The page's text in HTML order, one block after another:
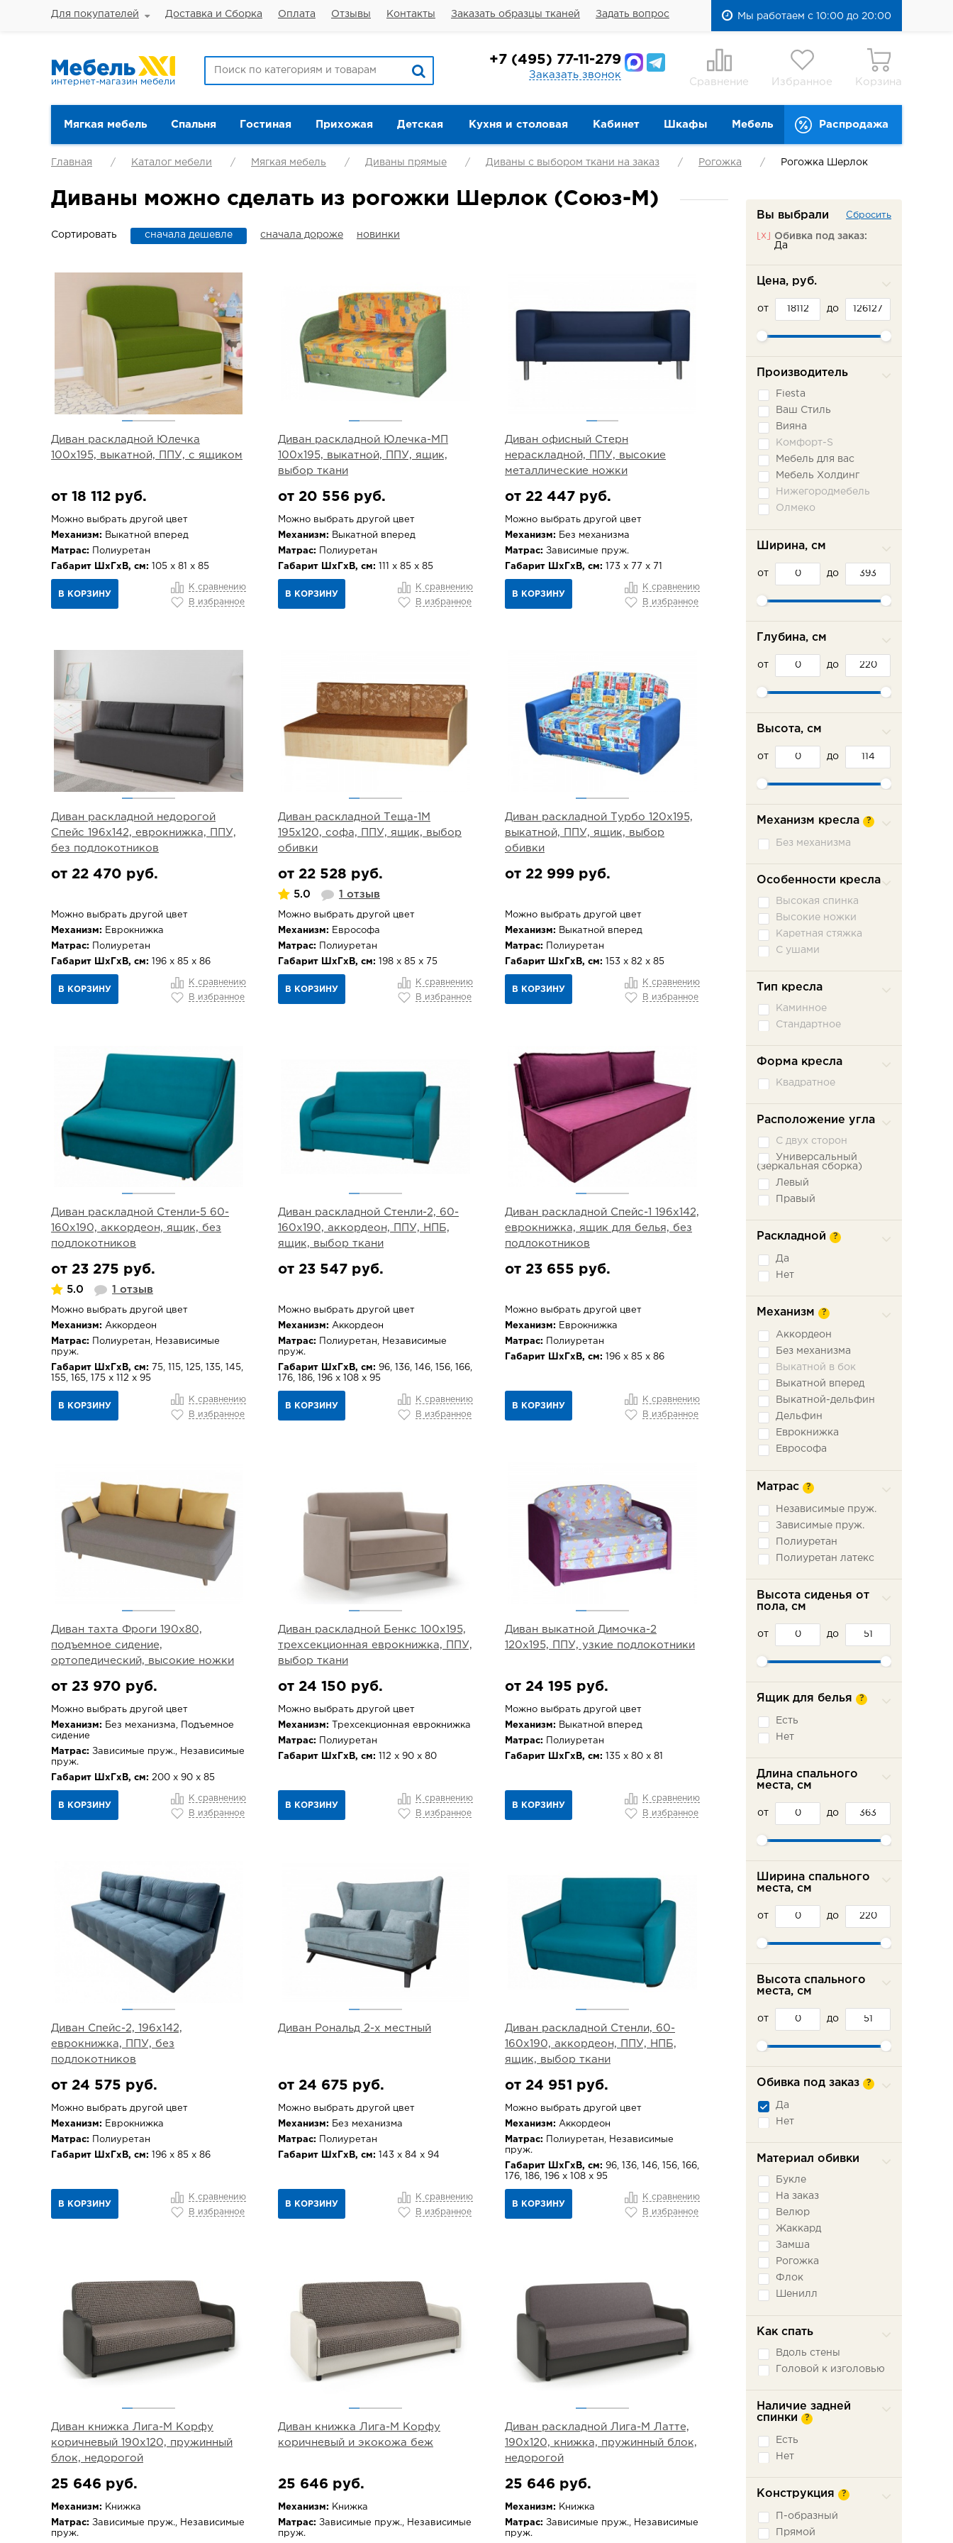
Для покупателей Доставка и Сборка Оплата Отзывы Контакты Заказать образцы тканей Задать вопрос Мы работаем с 10:00 до 20:00
интернет-магазин мебели
+7 (495) 77-11-279
Заказать звонок
Сравнение Избранное Корзина
Мягкая мебель Спальня Гостиная Прихожая Детская Кухня и столовая Кабинет Шкафы Мебель Распродажа
Главная Каталог мебели Мягкая мебель Диваны прямые Диваны с выбором ткани на заказ Рогожка Рогожка Шерлок
Диваны можно сделать из рогожки Шерлок (Союз-М)
Сортировать сначала дешевле сначала дороже новинки
Диван раскладной Юлечка
100х195, выкатной, ППУ, с ящиком
от 18 112 руб.
Можно выбрать другой цвет
Механизм: Выкатной вперед
Матрас: Полиуретан
Габарит ШхГхВ, см: 105 х 81 х 85
В КОРЗИНУ
К сравнению
В избранное
Диван раскладной Юлечка-МП
100х195, выкатной, ППУ, ящик,
выбор ткани
от 20 556 руб.
Можно выбрать другой цвет
Механизм: Выкатной вперед
Матрас: Полиуретан
Габарит ШхГхВ, см: 111 х 85 х 85
В КОРЗИНУ
К сравнению
В избранное
Диван офисный Стерн
нераскладной, ППУ, высокие
металлические ножки
от 22 447 руб.
Можно выбрать другой цвет
Механизм: Без механизма
Матрас: Зависимые пруж.
Габарит ШхГхВ, см: 173 х 77 х 71
В КОРЗИНУ
К сравнению
В избранное
Диван раскладной недорогой
Спейс 196х142, еврокнижка, ППУ,
без подлокотников
от 22 470 руб.
Можно выбрать другой цвет
Механизм: Еврокнижка
Матрас: Полиуретан
Габарит ШхГхВ, см: 196 х 85 х 86
В КОРЗИНУ
К сравнению
В избранное
Диван раскладной Теща-1М
195х120, софа, ППУ, ящик, выбор
обивки
от 22 528 руб.
5.0 1 отзыв
Можно выбрать другой цвет
Механизм: Еврософа
Матрас: Полиуретан
Габарит ШхГхВ, см: 198 х 85 х 75
В КОРЗИНУ
К сравнению
В избранное
Диван раскладной Турбо 120х195,
выкатной, ППУ, ящик, выбор
обивки
от 22 999 руб.
Можно выбрать другой цвет
Механизм: Выкатной вперед
Матрас: Полиуретан
Габарит ШхГхВ, см: 153 х 82 х 85
В КОРЗИНУ
К сравнению
В избранное
Диван раскладной Стенли-5 60-
160х190, аккордеон, ящик, без
подлокотников
от 23 275 руб.
5.0 1 отзыв
Можно выбрать другой цвет
Механизм: Аккордеон
Матрас: Полиуретан, Независимые
пруж.
Габарит ШхГхВ, см: 75, 115, 125, 135, 145,
155, 165, 175 х 112 х 95
В КОРЗИНУ
К сравнению
В избранное
Диван раскладной Стенли-2, 60-
160х190, аккордеон, ППУ, НПБ,
ящик, выбор ткани
от 23 547 руб.
Можно выбрать другой цвет
Механизм: Аккордеон
Матрас: Полиуретан, Независимые
пруж.
Габарит ШхГхВ, см: 96, 136, 146, 156, 166,
176, 186, 196 х 108 х 95
В КОРЗИНУ
К сравнению
В избранное
Диван раскладной Спейс-1 196х142,
еврокнижка, ящик для белья, без
подлокотников
от 23 655 руб.
Можно выбрать другой цвет
Механизм: Еврокнижка
Матрас: Полиуретан
Габарит ШхГхВ, см: 196 х 85 х 86
В КОРЗИНУ
К сравнению
В избранное
Диван тахта Фроги 190х80,
подъемное сидение,
ортопедический, высокие ножки
от 23 970 руб.
Можно выбрать другой цвет
Механизм: Без механизма, Подъемное
сидение
Матрас: Зависимые пруж., Независимые
пруж.
Габарит ШхГхВ, см: 200 х 90 х 85
В КОРЗИНУ
К сравнению
В избранное
Диван раскладной Бенкс 100х195,
трехсекционная еврокнижка, ППУ,
выбор ткани
от 24 150 руб.
Можно выбрать другой цвет
Механизм: Трехсекционная еврокнижка
Матрас: Полиуретан
Габарит ШхГхВ, см: 112 х 90 х 80
В КОРЗИНУ
К сравнению
В избранное
Диван выкатной Димочка-2
120х195, ППУ, узкие подлокотники
от 24 195 руб.
Можно выбрать другой цвет
Механизм: Выкатной вперед
Матрас: Полиуретан
Габарит ШхГхВ, см: 135 х 80 х 81
В КОРЗИНУ
К сравнению
В избранное
Диван Спейс-2, 196х142,
еврокнижка, ППУ, без
подлокотников
от 24 575 руб.
Можно выбрать другой цвет
Механизм: Еврокнижка
Матрас: Полиуретан
Габарит ШхГхВ, см: 196 х 85 х 86
В КОРЗИНУ
К сравнению
В избранное
Диван Рональд 2-х местный
от 24 675 руб.
Можно выбрать другой цвет
Механизм: Без механизма
Матрас: Полиуретан
Габарит ШхГхВ, см: 143 х 84 х 94
В КОРЗИНУ
К сравнению
В избранное
Диван раскладной Стенли, 60-
160х190, аккордеон, ППУ, НПБ,
ящик, выбор ткани
от 24 951 руб.
Можно выбрать другой цвет
Механизм: Аккордеон
Матрас: Полиуретан, Независимые
пруж.
Габарит ШхГхВ, см: 96, 136, 146, 156, 166,
176, 186, 196 х 108 х 95
В КОРЗИНУ
К сравнению
В избранное
Диван книжка Лига-М Корфу
коричневый 190х120, пружинный
блок, недорогой
25 646 руб.
Механизм: Книжка
Матрас: Зависимые пруж., Независимые
пруж.
Диван книжка Лига-М Корфу
коричневый и экокожа беж
25 646 руб.
Механизм: Книжка
Матрас: Зависимые пруж., Независимые
пруж.
Диван раскладной Лига-М Латте,
190х120, книжка, пружинный блок,
недорогой
25 646 руб.
Механизм: Книжка
Матрас: Зависимые пруж., Независимые
пруж.
Вы выбрали Сбросить
[x]
Обивка под заказ:
Да
Цена, руб.
от до
Производитель
Fiesta
Ваш Стиль
Вияна
Комфорт-S
Мебель для вас
Мебель Холдинг
Нижегородмебель
Олмеко
Фламинго
Ширина, см
от до
Глубина, см
от до
Высота, см
от до
Механизм кресла ?
Без механизма
Особенности кресла
Высокая спинка
Высокие ножки
Каретная стяжка
С ушами
Тип кресла
Каминное
Стандартное
Форма кресла
Квадратное
Расположение угла
С двух сторон
Универсальный
(зеркальная сборка)
Левый
Правый
Раскладной ?
Да
Нет
Механизм ?
Аккордеон
Без механизма
Выкатной в бок
Выкатной вперед
Выкатной-дельфин
Дельфин
Еврокнижка
Еврософа
Книжка откатная
Ножницы
Пантограф
Подъемное сидение
Сабля
еврокнижка
Седафлекс
раскладушка
Матрас ?
Независимые пруж.
Зависимые пруж.
Полиуретан
Полиуретан латекс
Высота сиденья от
пола, см
от до
Ящик для белья ?
Есть
Нет
Длина спального
места, см
от до
Ширина спального
места, см
от до
Высота спального
места, см
от до
Обивка под заказ ?
Да
Нет
Материал обивки
Букле
На заказ
Велюр
Жаккард
Замша
Рогожка
Флок
Шенилл
Как спать
Вдоль стены
Головой к изголовью
Наличие задней
спинки
?
Есть
Нет
Конструкция ?
П-образный
Прямой